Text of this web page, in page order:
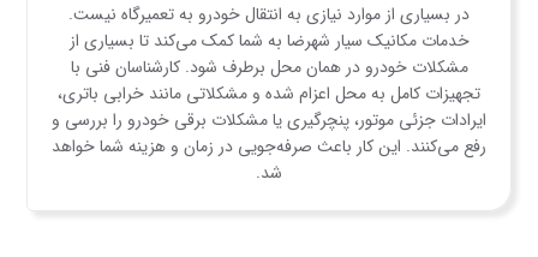
در بسیاری از موارد نیازی به انتقال خودرو به تعمیرگاه نیست.
خدمات مکانیک سیار شهرضا به شما کمک می‌کند تا بسیاری از
مشکلات خودرو در همان محل برطرف شود. کارشناسان فنی با
تجهیزات کامل به محل اعزام شده و مشکلاتی مانند خرابی باتری،
ایرادات جزئی موتور، پنچرگیری یا مشکلات برقی خودرو را بررسی و
رفع می‌کنند. این کار باعث صرفه‌جویی در زمان و هزینه شما خواهد
شد.